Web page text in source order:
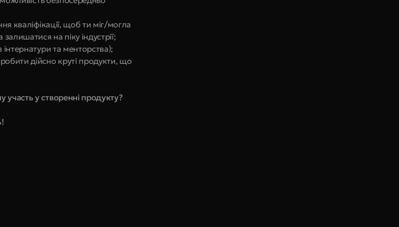
кваліфікації, щоб ти міг/могла
на піку індустрії;
та менторства);
дійсно круті продукти, що
у створенні продукту?